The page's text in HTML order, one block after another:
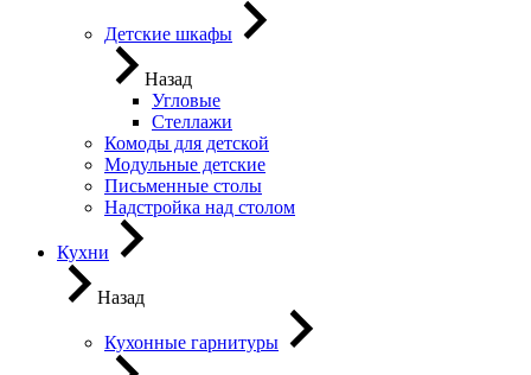
Детские шкафы
Назад
Угловые
Стеллажи
Комоды для детской
Модульные детские
Письменные столы
Надстройка над столом
Кухни
Назад
Кухонные гарнитуры